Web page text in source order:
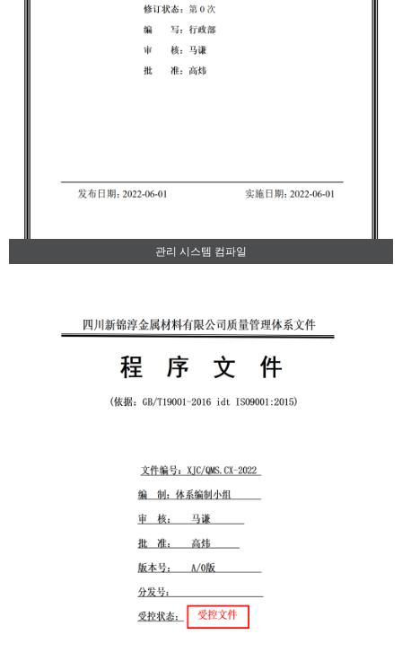
관리 시스템 컴파일